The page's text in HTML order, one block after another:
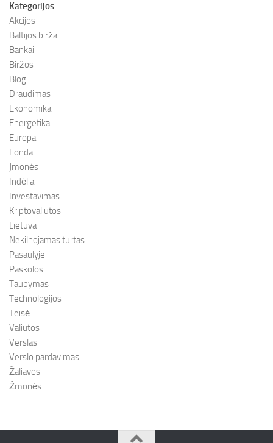
Kategorijos
Akcijos
Baltijos birža
Bankai
Biržos
Blog
Draudimas
Ekonomika
Energetika
Europa
Fondai
Įmonės
Indėliai
Investavimas
Kriptovaliutos
Lietuva
Nekilnojamas turtas
Pasaulyje
Paskolos
Taupymas
Technologijos
Teisė
Valiutos
Verslas
Verslo pardavimas
Žaliavos
Žmonės